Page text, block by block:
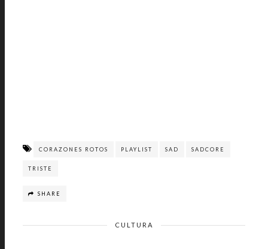
CORAZONES ROTOS PLAYLIST SAD SADCORE
TRISTE
SHARE
CULTURA